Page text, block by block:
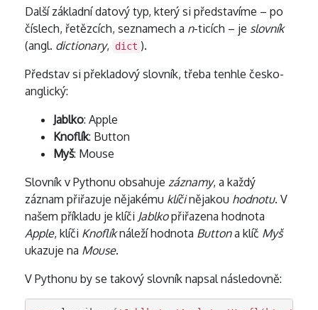
Další základní datový typ, který si představíme – po
číslech, řetězcích, seznamech a n-ticích – je slovník
(angl. dictionary, dict ).
Představ si překladový slovník, třeba tenhle česko-
anglický:
Jablko: Apple
Knoflík: Button
Myš: Mouse
Slovník v Pythonu obsahuje záznamy, a každý
záznam přiřazuje nějakému klíčinějakou hodnotu. V
našem příkladu je klíči Jablkopřiřazena hodnota
Apple, klíči Knoflíknáleží hodnota Buttona klíč Myš
ukazuje na Mouse.
V Pythonu by se takový slovník napsal následovně: